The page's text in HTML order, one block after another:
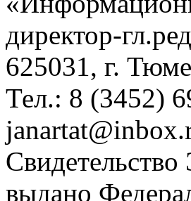
директор-
625031, г.
Тел.: 8 (3452)
выдано